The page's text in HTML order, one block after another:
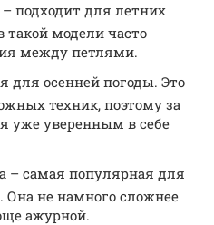
подходит для летних
такой модели часто
между петлями.
для осенней погоды. Это
техник, поэтому за
уже уверенным в себе
– самая популярная для
Она не намного сложнее
ажурной.